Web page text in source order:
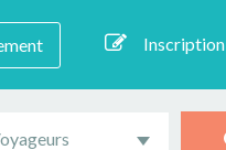
Inscription